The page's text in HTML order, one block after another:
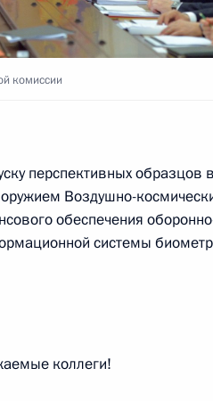
членами Совета
членами Совета
комиссии
перспективных образцов
Воздушно-
обеспечения
системы
коллеги!